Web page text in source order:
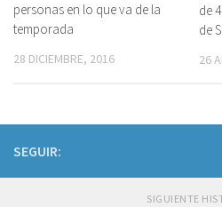
personas en lo que va de la
temporada
28 DICIEMBRE, 2016
de
de
26
SEGUIR:
SIGUIENTE